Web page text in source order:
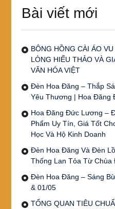
Bài viết mới
BÔNG HỒNG CÀI ÁO
LÒNG HIẾU THẢO VÀ
VĂN HÓA VIỆT
Đèn Hoa Đăng – Thắp
Yêu Thương | Hoa Đăng
Hoa Đăng Đức Lương –
Phẩm Uy Tín, Giá Tốt
Học Và Hộ Kinh Doanh
Đèn Hoa Đăng Và Đèn
Thống Lan Tỏa Từ Chùa
Đèn Hoa Đăng – Sáng
& 01/05
TỔNG QUAN TIÊU